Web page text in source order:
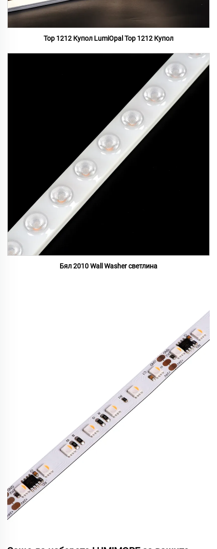
Top 1212 Купол LumiOpal Top 1212 Купол
Бял 2010 Wall Washer светлина